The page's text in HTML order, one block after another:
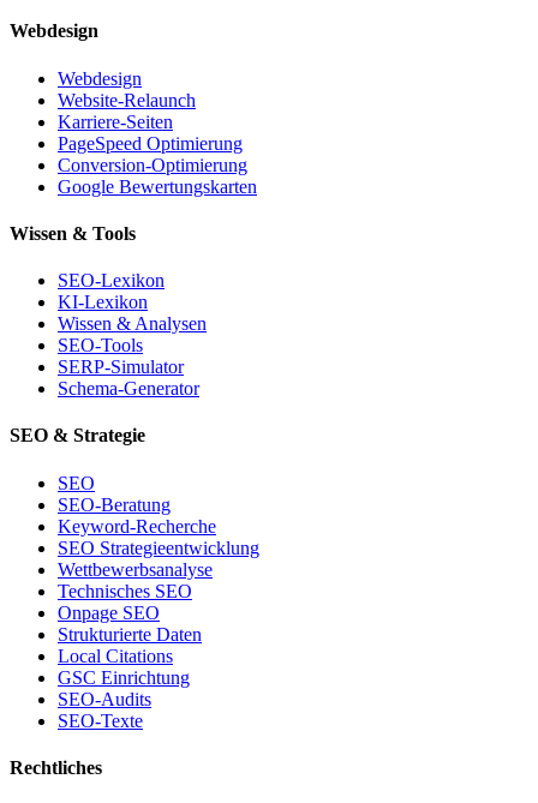
Webdesign
Webdesign
Website-Relaunch
Karriere-Seiten
PageSpeed Optimierung
Conversion-Optimierung
Google Bewertungskarten
Wissen & Tools
SEO-Lexikon
KI-Lexikon
Wissen & Analysen
SEO-Tools
SERP-Simulator
Schema-Generator
SEO & Strategie
SEO
SEO-Beratung
Keyword-Recherche
SEO Strategieentwicklung
Wettbewerbsanalyse
Technisches SEO
Onpage SEO
Strukturierte Daten
Local Citations
GSC Einrichtung
SEO-Audits
SEO-Texte
Rechtliches